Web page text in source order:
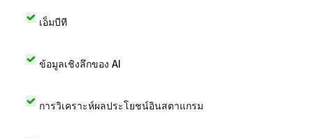
เอ็มบีที
ข้อมูลเชิงลึกของ AI
การวิเคราะห์ผลประโยชน์อินสตาแกรม